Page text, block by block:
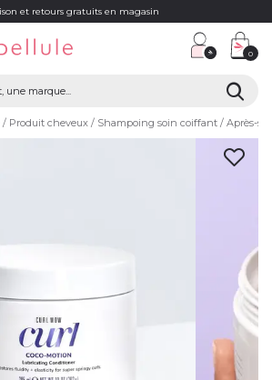
et retours gratuits en magasin
0
Produit cheveux Shampoing soin coiffant Après-